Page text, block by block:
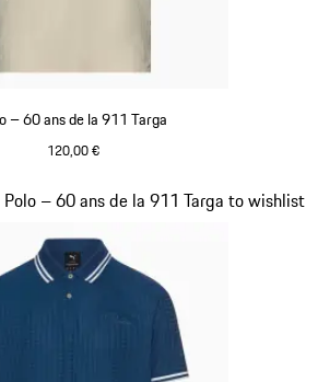
– 60 ans de la 911 Targa
120,00 €
– 60 ans de la 911 Targa to wishlist